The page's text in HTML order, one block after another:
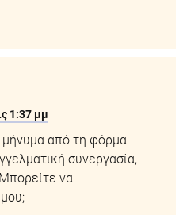
1:37 μμ
από τη φόρμα
συνεργασία,
να